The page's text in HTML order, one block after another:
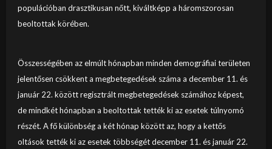
populációban drasztikusan nőtt, kiváltképp a háromszorosan
beoltottak körében.
Összességében az elmúlt hónapban minden demográfiai területen
jelentősen csökkent a megbetegedések száma a december 11. és
január 22. között regisztrált megbetegedések számához képest,
de mindkét hónapban a beoltottak tették ki az esetek túlnyomó
részét. A fő különbség a két hónap között az, hogy a kettős
oltások tették ki az esetek többségét december 11. és január 22.